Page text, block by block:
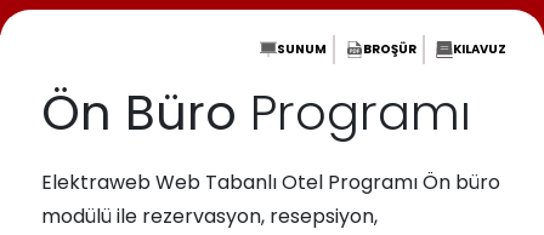
SUNUM BROŞÜR KILAVUZ
Ön Büro Programı
Elektraweb Web Tabanlı Otel Programı Ön büro
modülü ile rezervasyon, resepsiyon,